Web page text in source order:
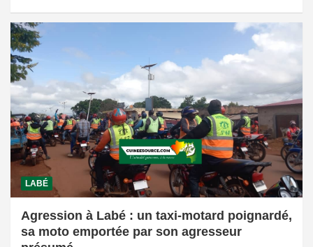
LABÉ
Agression à Labé : un taxi-motard poignardé,
sa moto emportée par son agresseur